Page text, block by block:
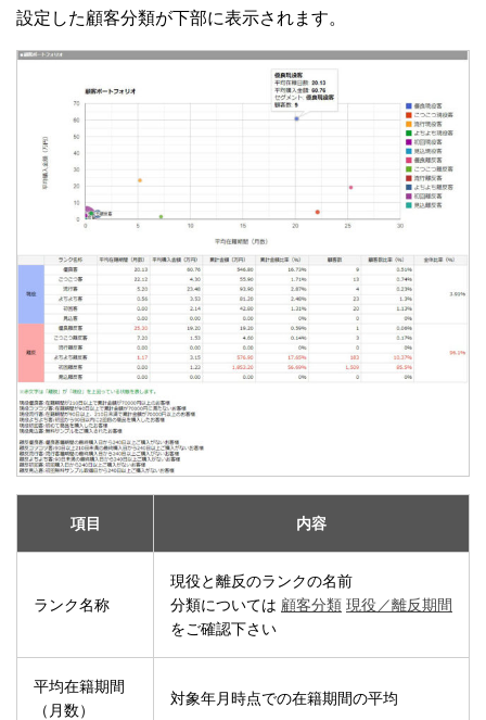
設定した顧客分類が下部に表示されます。
項目 内容
ランク名称
現役と離反のランクの名前
分類については 顧客分類 現役／離反期間
をご確認下さい
平均在籍期間
（月数）
対象年月時点での在籍期間の平均